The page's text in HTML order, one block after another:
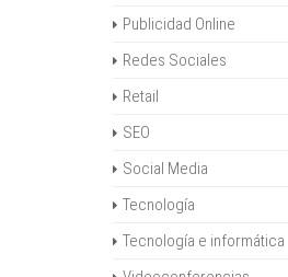
Publicidad Online
Redes Sociales
Retail
SEO
Social Media
Tecnología
Tecnología e informática